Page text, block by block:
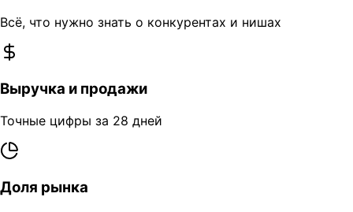
Всё, что нужно знать о конкурентах и нишах
Выручка и продажи
Точные цифры за 28 дней
Доля рынка